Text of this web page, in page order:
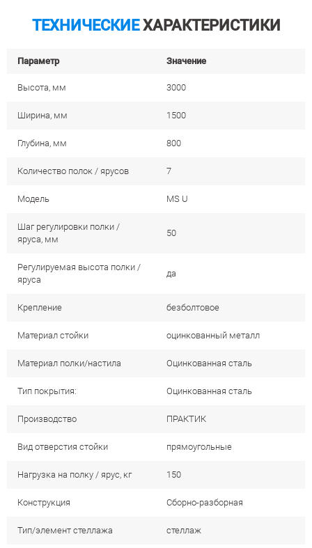
ТЕХНИЧЕСКИЕХАРАКТЕРИСТИКИ
Параметр Значение
Высота, мм 3000
Ширина, мм 1500
Глубина, мм 800
Количество полок / ярусов 7
Модель MS U
Шаг регулировки полки /
яруса, мм
50
Регулируемая высота полки /
яруса
да
Крепление безболтовое
Материал стойки оцинкованный металл
Материал полки/настила Оцинкованная сталь
Тип покрытия: Оцинкованная сталь
Производство ПРАКТИК
Вид отверстия стойки прямоугольные
Нагрузка на полку / ярус, кг 150
Конструкция Сборно-разборная
Тип/элемент стеллажа стеллаж